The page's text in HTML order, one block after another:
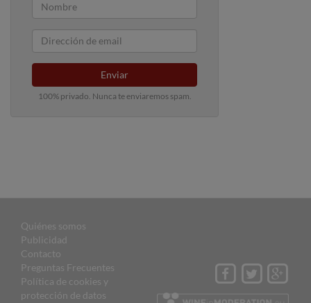
Enviar
100% privado. Nunca te enviaremos spam.
Quiénes somos
Publicidad
Contacto
Preguntas Frecuentes
Política de cookies y
protección de datos